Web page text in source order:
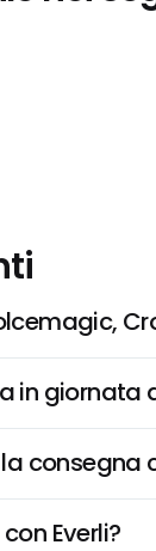
in giornata
consegna
Everli?